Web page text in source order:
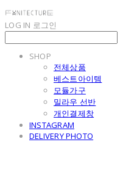
LOG IN 로그인
SHOP
전체상품
베스트아이템
모듈가구
밀라우 선반
개인결제창
INSTAGRAM
DELIVERY PHOTO